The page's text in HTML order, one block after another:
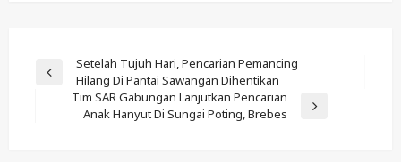
Post
Navigation
Previous
Setelah Tujuh Hari, Pencarian Pemancing
Hilang Di Pantai Sawangan Dihentikan
Tim SAR Gabungan Lanjutkan Pencarian
Anak Hanyut Di Sungai Poting, Brebes